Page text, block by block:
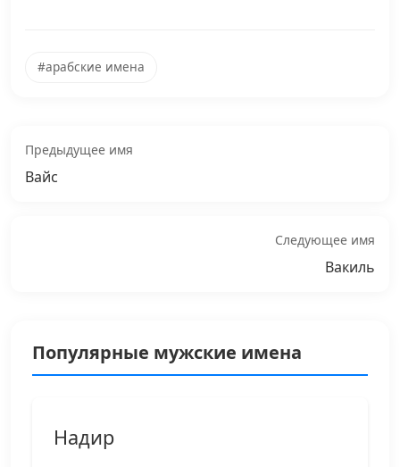
#арабские имена
Предыдущее имя
Вайс
Следующее имя
Вакиль
Популярные мужские имена
Надир